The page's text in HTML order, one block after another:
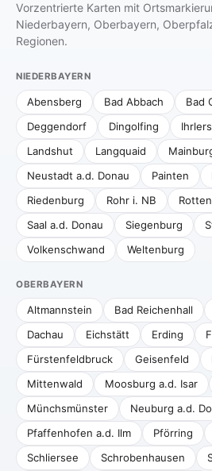
Vorzentrierte Karten mit
Niederbayern, Oberbayern,
Regionen.
NIEDERBAYERN
Abensberg Bad Abbach Bad
Deggendorf
Dingolfing
Landshut
Langquaid
Neustadt a.d. Donau
Painten
Riedenburg
Rohr i. NB
Saal a.d. Donau
Siegenburg
Volkenschwand
Weltenburg
OBERBAYERN
Altmannstein Bad Reichenhall
Dachau
Eichstätt Erding
Fürstenfeldbruck
Geisenfeld
Mittenwald
Moosburg a.d. Isar
Münchsmünster
Neuburg a.d.
Pfaffenhofen a.d. Ilm
Pförring
Schliersee
Schrobenhausen